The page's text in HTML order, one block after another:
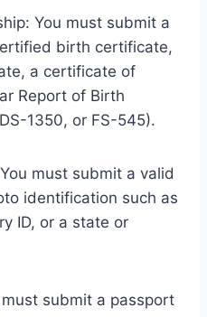
You must submit a
birth certificate,
a certificate of
Report of Birth
1350, or FS-545).
must submit a valid
identification such as
ID, or a state or
submit a passport